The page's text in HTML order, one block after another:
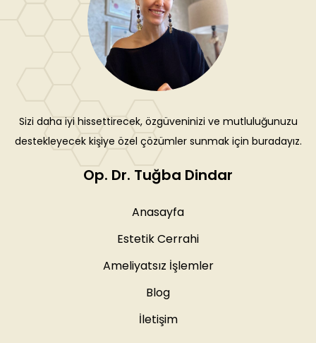
Sizi daha iyi hissettirecek, özgüveninizi ve mutluluğunuzu
destekleyecek kişiye özel çözümler sunmak için buradayız.
Op. Dr. Tuğba Dindar
Anasayfa
Estetik Cerrahi
Ameliyatsız İşlemler
Blog
İletişim